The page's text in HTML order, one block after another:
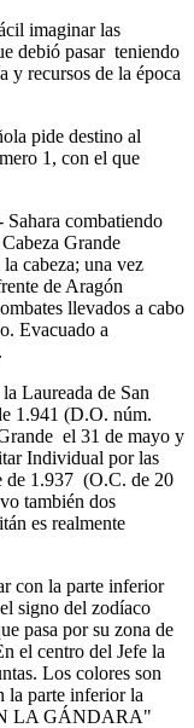
imaginar las
debió pasar teniendo
y recursos de la época
pide destino al
1, con el que
combatiendo
Grande
cabeza; una vez
de Aragón
llevados a cabo
Evacuado a
Laureada de San
1.941 (D.O. núm.
el 31 de mayo y
Individual por las
de 1.937 (O.C. de 20
también dos
es realmente
con la parte inferior
signo del zodíaco
pasa por su zona de
el centro del Jefe la
Los colores son
la parte inferior la
LA GÁNDARA"